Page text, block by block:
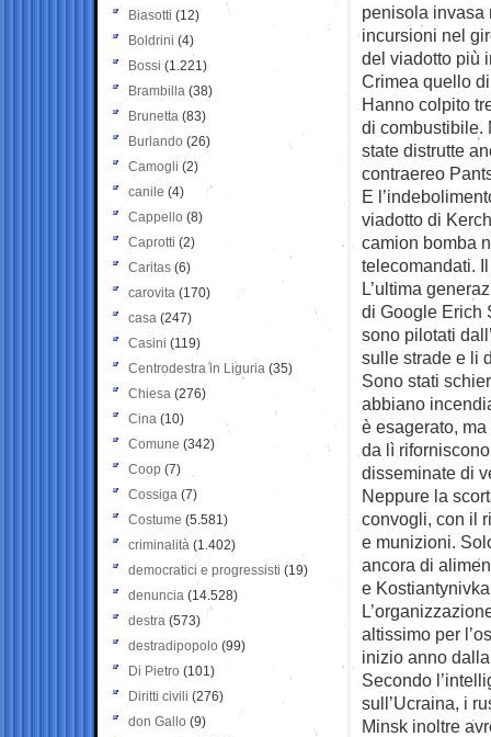
penisola invasa
incursioni nel
del viadotto più
Crimea quello
Hanno colpito
di combustibile.
state distrutte
contraereo
E
viadotto di
camion bomba
telecomandati.
L’ultima
di Google Erich
sono pilotati
sulle strade e li
Sono stati
abbiano
è esagerato,
da lì
disseminate di
Neppure la
convogli, con il
e munizioni.
ancora di
e
altissimo per
inizio anno
Secondo
sull’Ucraina, i
Minsk inoltre
Biasotti (12)
Boldrini (4)
Bossi (1.221)
Brambilla (38)
Brunetta (83)
Burlando (26)
Camogli (2)
canile (4)
Cappello (8)
Caprotti (2)
Caritas (6)
carovita (170)
casa (247)
Casini (119)
Centrodestra in Liguria (35)
Chiesa (276)
Cina (10)
Comune (342)
Coop (7)
Cossiga (7)
Costume (5.581)
criminalità (1.402)
democratici e progressisti (19)
denuncia (14.528)
destra (573)
destradipopolo (99)
Di Pietro (101)
Diritti civili (276)
don Gallo (9)